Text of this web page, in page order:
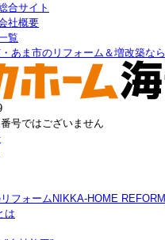
合サイト
社概要
覧
あま市のリフォーム＆増改築なら
号ではございません
フォーム NIKKA-HOME REFORM
は